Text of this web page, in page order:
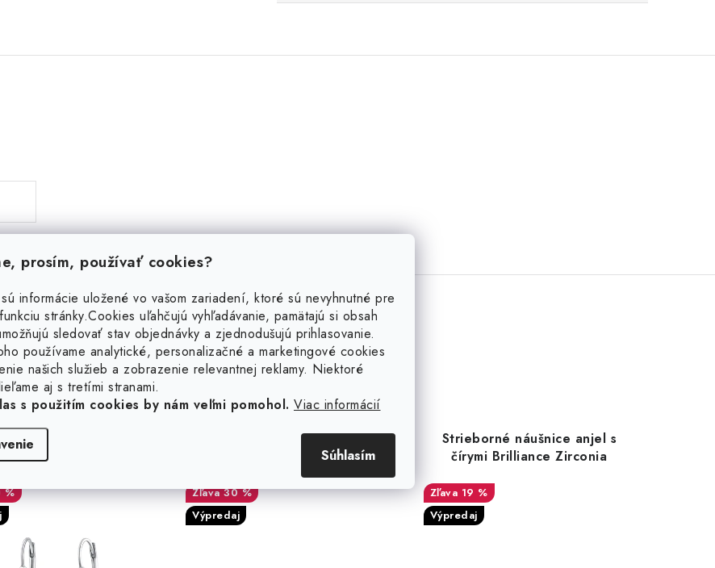
prosím, používať cookies?
informácie uložené vo vašom zariadení, ktoré sú nevyhnutné pre
stránky.Cookies uľahčujú vyhľadávanie, pamätajú si obsah
sledovať stav objednávky a zjednodušujú prihlasovanie.
používame analytické, personalizačné a marketingové cookies
našich služieb a zobrazenie relevantnej reklamy. Niektoré
aj s tretími stranami.
s použitím cookies by nám veľmi pomohol. Viac informácií
Súhlasím
Podobné produkty
visiace náušnice
LIVIEN
%
Strieborné náušnice červené
30 %
Výpredaj
Strieborné náušnice anjel s
čírymi Brilliance Zirconia
19 %
Výpredaj